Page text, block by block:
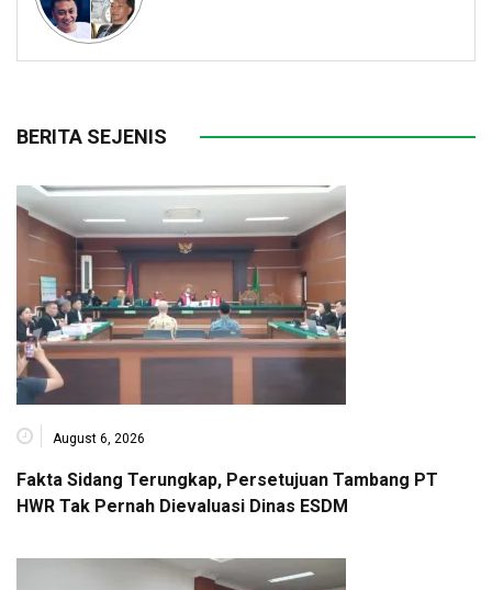
BERITA SEJENIS
August 6, 2026
Fakta Sidang Terungkap, Persetujuan Tambang PT
HWR Tak Pernah Dievaluasi Dinas ESDM